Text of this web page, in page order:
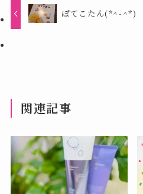
ぽてこたん(*^-^*)
関連記事